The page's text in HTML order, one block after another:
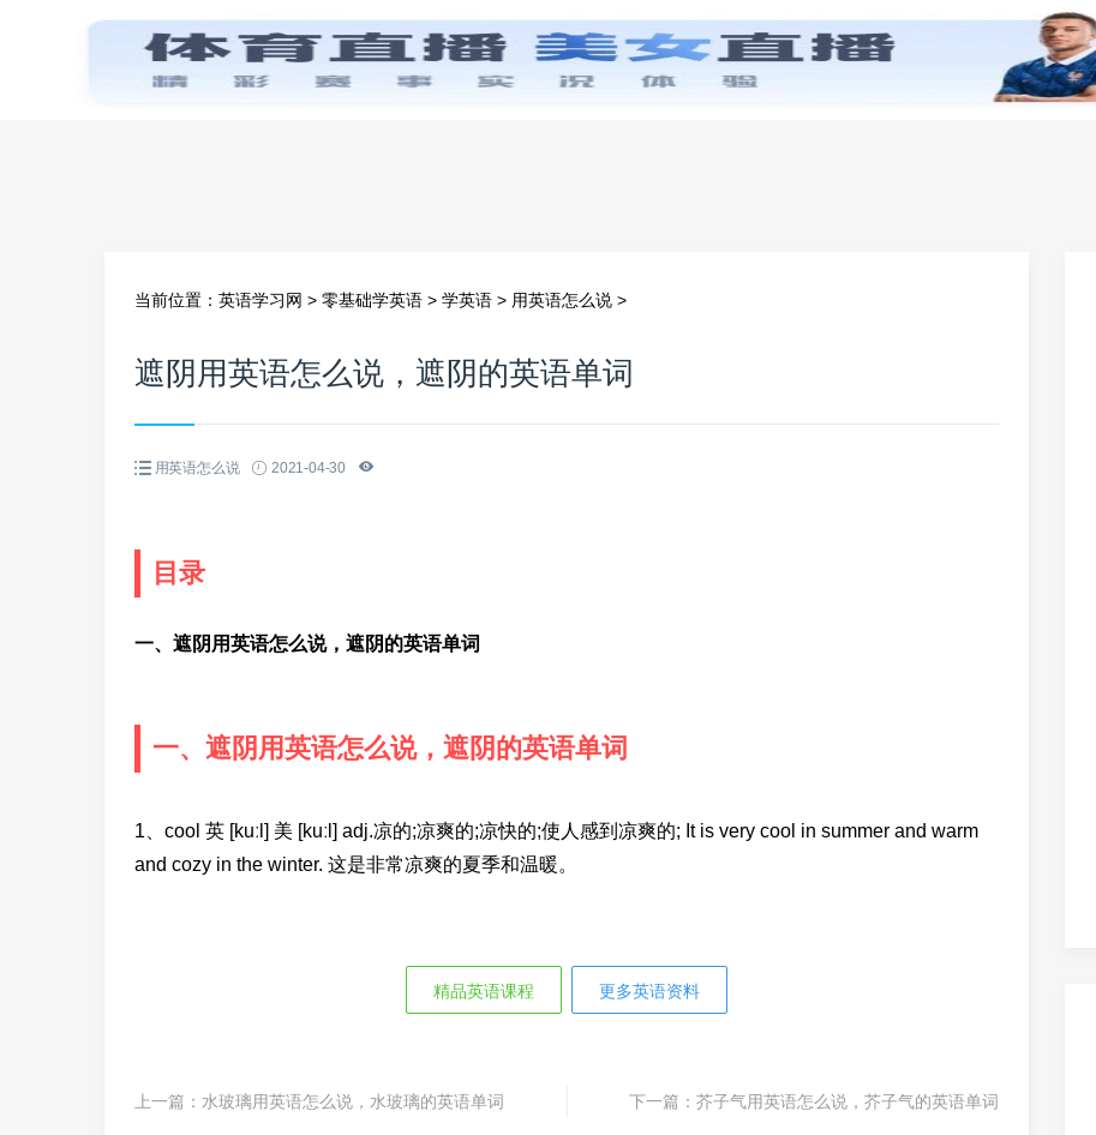
首页 零基础学英语 小学英语 初中英语 高中英语
当前位置： 英语学习网 > 零基础学英语 > 学英语 > 用英语怎么说 >
遮阴用英语怎么说，遮阴的英语单词
用英语怎么说 2021-04-30
目录
一、遮阴用英语怎么说，遮阴的英语单词
一、遮阴用英语怎么说，遮阴的英语单词
1、cool 英 [kuːl] 美 [kuːl] adj.凉的;凉爽的;凉快的;使人感到凉爽的; It is very cool in summer and warm
and cozy in the winter. 这是非常凉爽的夏季和温暖。
精品英语课程 更多英语资料
上一篇： 水玻璃用英语怎么说，水玻璃的英语单词 下一篇： 芥子气用英语怎么说，芥子气的英语单词